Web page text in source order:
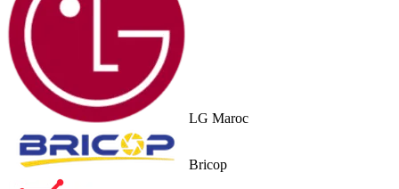
LG Maroc
Bricop